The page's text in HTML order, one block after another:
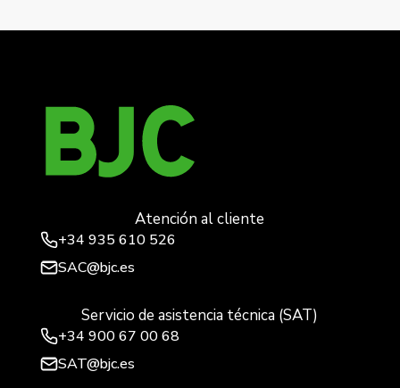
Atención al cliente
+34 935 610 526
SAC@bjc.es
Servicio de asistencia técnica (SAT)
+34 900 67 00 68
SAT@bjc.es